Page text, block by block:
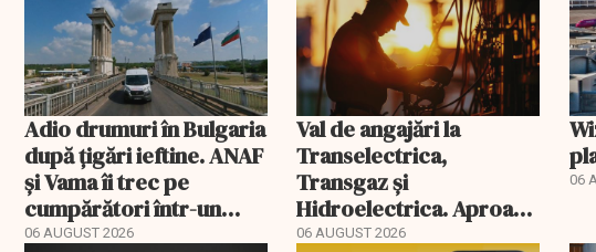
Adio drumuri în Bulgaria
după țigări ieftine. ANAF
și Vama îi trec pe
cumpărători într-un
registru electronic
06 AUGUST 2026
Val de angajări la
Transelectrica,
Transgaz și
Hidroelectrica. Aproape
400 de posturi aprobate
06 AUGUST 2026
06